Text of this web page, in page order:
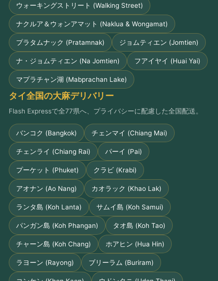
ウォーキングストリート (Walking Street)
ナクルア＆ウォンアマット (Naklua & Wongamat)
プラタムナック (Pratamnak) ジョムティエン (Jomtien)
ナ・ジョムティエン (Na Jomtien) フアイヤイ (Huai Yai)
マプラチャン湖 (Mabprachan Lake)
タイ全国の大麻デリバリー
Flash Expressで全77県へ、プライバシーに配慮した全国配送。
バンコク (Bangkok) チェンマイ (Chiang Mai)
チェンライ (Chiang Rai) パーイ (Pai)
プーケット (Phuket) クラビ (Krabi)
アオナン (Ao Nang) カオラック (Khao Lak)
ランタ島 (Koh Lanta) サムイ島 (Koh Samui)
パンガン島 (Koh Phangan) タオ島 (Koh Tao)
チャーン島 (Koh Chang) ホアヒン (Hua Hin)
ラヨーン (Rayong) ブリーラム (Buriram)